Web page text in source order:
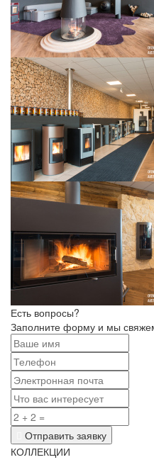
Есть вопросы?
Заполните форму и мы
Отправить заявку
КОЛЛЕКЦИИ